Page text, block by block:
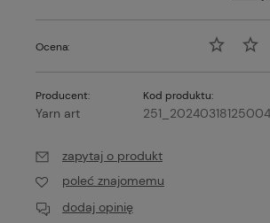
Ocena:
Producent:
Yarn art
Kod produktu:
251_20240318125004
zapytaj o produkt
poleć znajomemu
dodaj opinię